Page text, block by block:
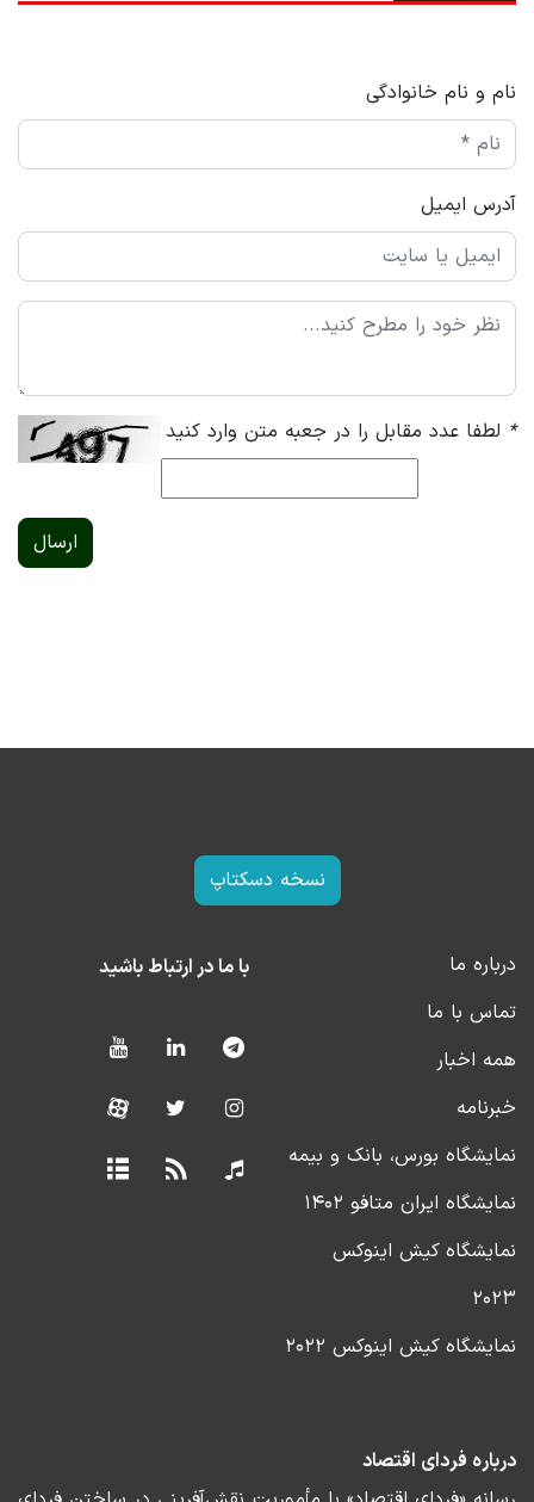
نام و نام خانوادگی
آدرس ایمیل
* لطفا عدد مقابل را در جعبه متن وارد کنید
ارسال
نسخه دسکتاپ
درباره ما
تماس با ما
همه اخبار
خبرنامه
نمایشگاه بورس، بانک و بیمه
نمایشگاه ایران متافو ۱۴۰۲
نمایشگاه کیش اینوکس
۲۰۲۳
نمایشگاه کیش اینوکس ۲۰۲۲
با ما در ارتباط باشید
درباره فردای اقتصاد